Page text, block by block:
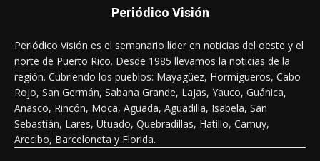
Periódico Visión
Periódico Visión es el semanario líder en noticias del oeste y el
norte de Puerto Rico. Desde 1985 llevamos la noticias de la
región. Cubriendo los pueblos: Mayagüez, Hormigueros, Cabo
Rojo, San Germán, Sabana Grande, Lajas, Yauco, Guánica,
Añasco, Rincón, Moca, Aguada, Aguadilla, Isabela, San
Sebastián, Lares, Utuado, Quebradillas, Hatillo, Camuy,
Arecibo, Barceloneta y Florida.